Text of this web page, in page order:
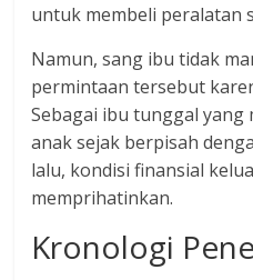
untuk membeli peralatan
​Namun, sang ibu tidak
permintaan tersebut
Sebagai ibu tunggal
anak sejak berpisah
lalu, kondisi finansial
memprihatinkan.
​Kronologi